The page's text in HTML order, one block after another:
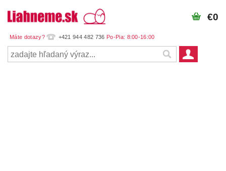
+421 944 482 736
€0